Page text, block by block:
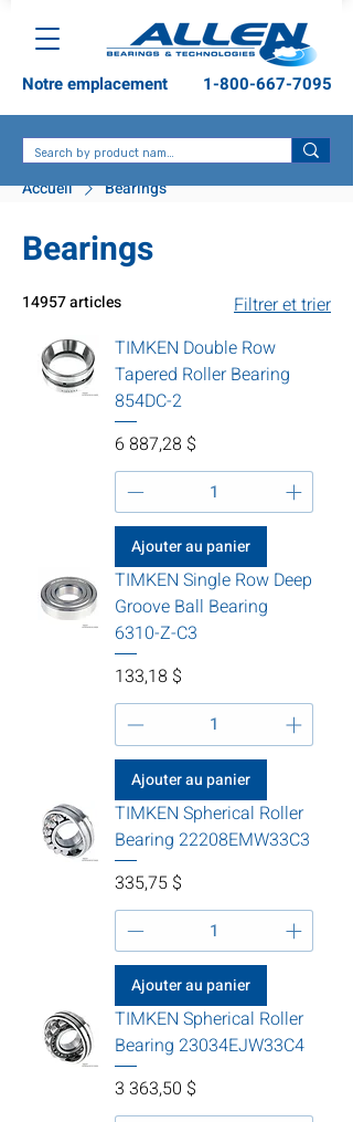
1-800-667-7095
Notre emplacement
Accueil Bearings
Bearings
14957 articles
Filtrer et trier
TIMKEN Double Row
Tapered Roller Bearing
854DC-2
Prix
6 887,28 $
Ajouter au panier
TIMKEN Single Row Deep
Groove Ball Bearing
6310-Z-C3
Prix
133,18 $
Ajouter au panier
TIMKEN Spherical Roller
Bearing 22208EMW33C3
Prix
335,75 $
Ajouter au panier
TIMKEN Spherical Roller
Bearing 23034EJW33C4
Prix
3 363,50 $